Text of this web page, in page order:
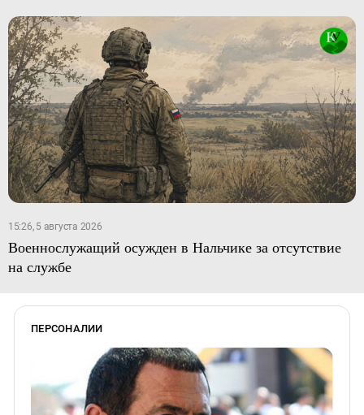
15:26, 5 августа 2026
Военнослужащий осужден в Нальчике за отсутствие
на службе
ПЕРСОНАЛИИ